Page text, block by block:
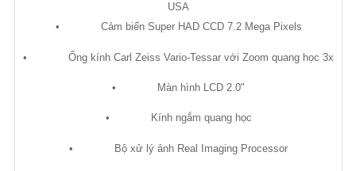
USA
•
Cảm biến Super HAD CCD 7.2 Mega Pixels
• Ống kính Carl Zeiss Vario-Tessar với Zoom quang học 3x
• Màn hình LCD 2.0"
• Kính ngắm quang học
• Bộ xử lý ảnh Real Imaging Processor